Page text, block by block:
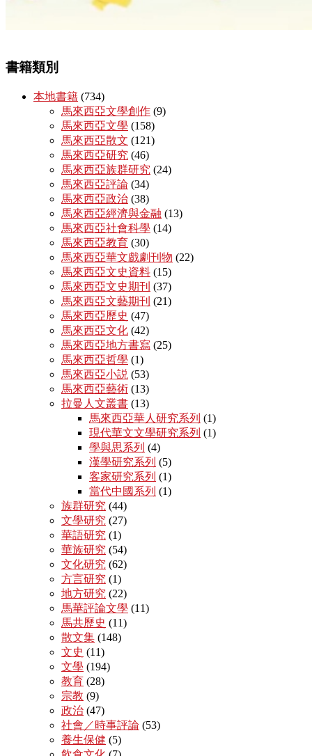
書籍類別
本地書籍 (734)
馬來西亞文學創作 (9)
馬來西亞文學 (158)
馬來西亞散文 (121)
馬來西亞研究 (46)
馬來西亞族群研究 (24)
馬來西亞評論 (34)
馬來西亞政治 (38)
馬來西亞經濟與金融 (13)
馬來西亞社會科學 (14)
馬來西亞教育 (30)
馬來西亞華文戲劇刊物 (22)
馬來西亞文史資料 (15)
馬來西亞文史期刊 (37)
馬來西亞文藝期刊 (21)
馬來西亞歷史 (47)
馬來西亞文化 (42)
馬來西亞地方書寫 (25)
馬來西亞哲學 (1)
馬來西亞小説 (53)
馬來西亞藝術 (13)
拉曼人文叢書 (13)
馬來西亞華人研究系列 (1)
現代華文文學研究系列 (1)
學與思系列 (4)
漢學研究系列 (5)
客家研究系列 (1)
當代中國系列 (1)
族群研究 (44)
文學研究 (27)
華語研究 (1)
華族研究 (54)
文化研究 (62)
方言研究 (1)
地方研究 (22)
馬華評論文學 (11)
馬共歷史 (11)
散文集 (148)
文史 (11)
文學 (194)
教育 (28)
宗教 (9)
政治 (47)
社會／時事評論 (53)
養生保健 (5)